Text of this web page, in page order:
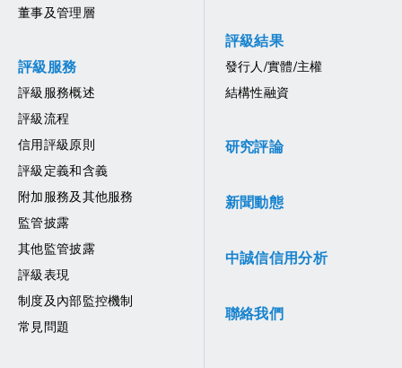
董事及管理層
評級服務
評級服務概述
評級流程
信用評級原則
評級定義和含義
附加服務及其他服務
監管披露
其他監管披露
評級表現
制度及內部監控機制
常見問題
評級結果
發行人/實體/主權
結構性融資
研究評論
新聞動態
中誠信信用分析
聯絡我們